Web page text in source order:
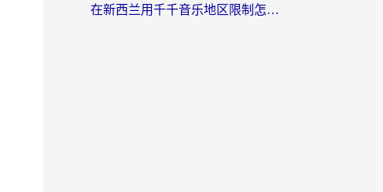
在新西兰用千千音乐地区限制怎么办？海外华人必备的回国加速解决方案